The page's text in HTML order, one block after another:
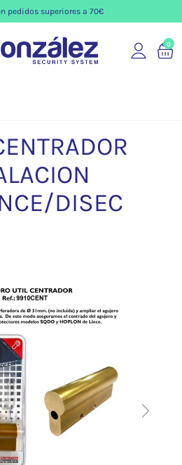
pedidos superiores a 70€
0
DISEC
Next